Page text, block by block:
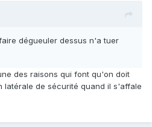
dégueuler dessus n'a tuer
des raisons qui font qu'on doit
latérale de sécurité quand il s'affale